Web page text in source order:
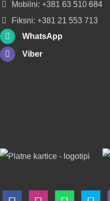
Mobilni: +381 63 510 684
Fiksni: +381 21 553 713
WhatsApp
Viber